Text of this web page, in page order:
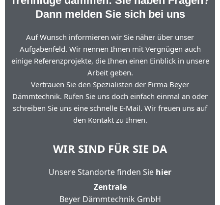
Dann melden Sie sich bei uns
Auf Wunsch informieren wir Sie näher über unser
Aufgabenfeld. Wir nennen Ihnen mit Vergnügen auch
einige Referenzprojekte, die Ihnen einen Einblick in unsere
Arbeit geben.
Vertrauen Sie den Spezialisten der Firma Beyer
Dämmtechnik. Rufen Sie uns doch einfach einmal an oder
schreiben Sie uns eine schnelle E-Mail. Wir freuen uns auf
den Kontakt zu Ihnen.
WIR SIND FÜR SIE DA
Unsere Standorte finden Sie hier
Zentrale
Beyer Dämmtechnik GmbH